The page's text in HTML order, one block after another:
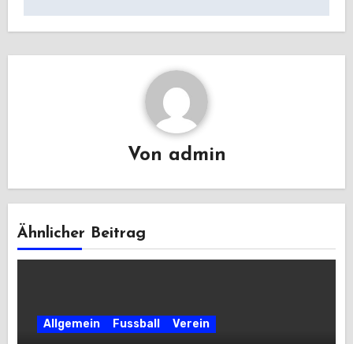
Von admin
Ähnlicher Beitrag
Allgemein Fussball Verein